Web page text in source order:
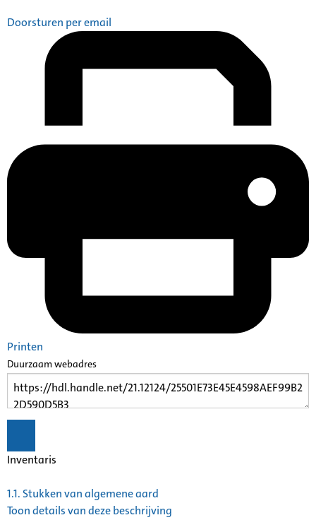
Doorsturen per email
Printen
Duurzaam webadres
Inventaris
1.1. Stukken van algemene aard
Toon details van deze beschrijving